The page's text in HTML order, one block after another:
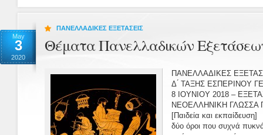
May
3
2020
ΠΑΝΕΛΛΑΔΙΚΕΣ ΕΞΕΤΑΣΕΙΣ
Θέματα Πανελλαδικών
ΠΑΝΕΛΛΑΔΙΚΕΣ
Δ ́ ΤΑΞΗΣ ΕΣΠΕΡΙΝΟΥ
8 ΙΟΥΝΙΟΥ 2018 –
ΝΕΟΕΛΛΗΝΙΚΗ ΓΛΩΣΣΑ
[Παιδεία και
δύο όροι που συχνά